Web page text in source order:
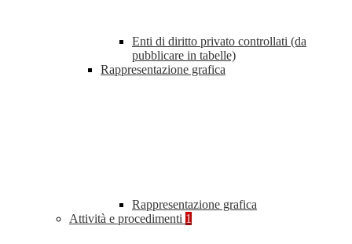
Enti di diritto privato controllati (da
pubblicare in tabelle)
Rappresentazione grafica
Rappresentazione grafica
Attività e procedimenti 1